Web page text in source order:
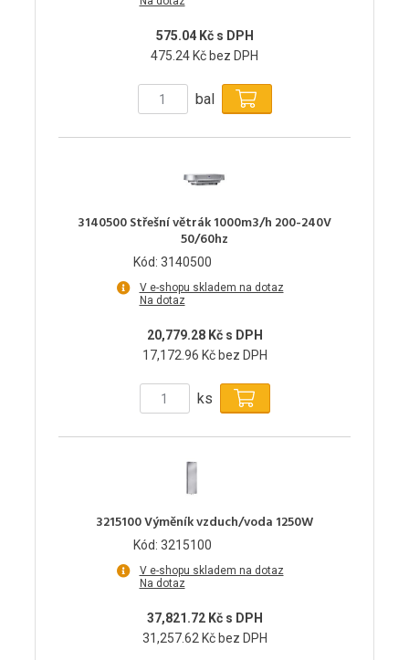
575.04 Kč s DPH
475.24 Kč bez DPH
bal
3140500 Střešní větrák 1000m3/h 200-240V
50/60hz
Kód: 3140500
V e-shopu skladem na dotaz
Na dotaz
20,779.28 Kč s DPH
17,172.96 Kč bez DPH
ks
3215100 Výměník vzduch/voda 1250W
Kód: 3215100
V e-shopu skladem na dotaz
Na dotaz
37,821.72 Kč s DPH
31,257.62 Kč bez DPH